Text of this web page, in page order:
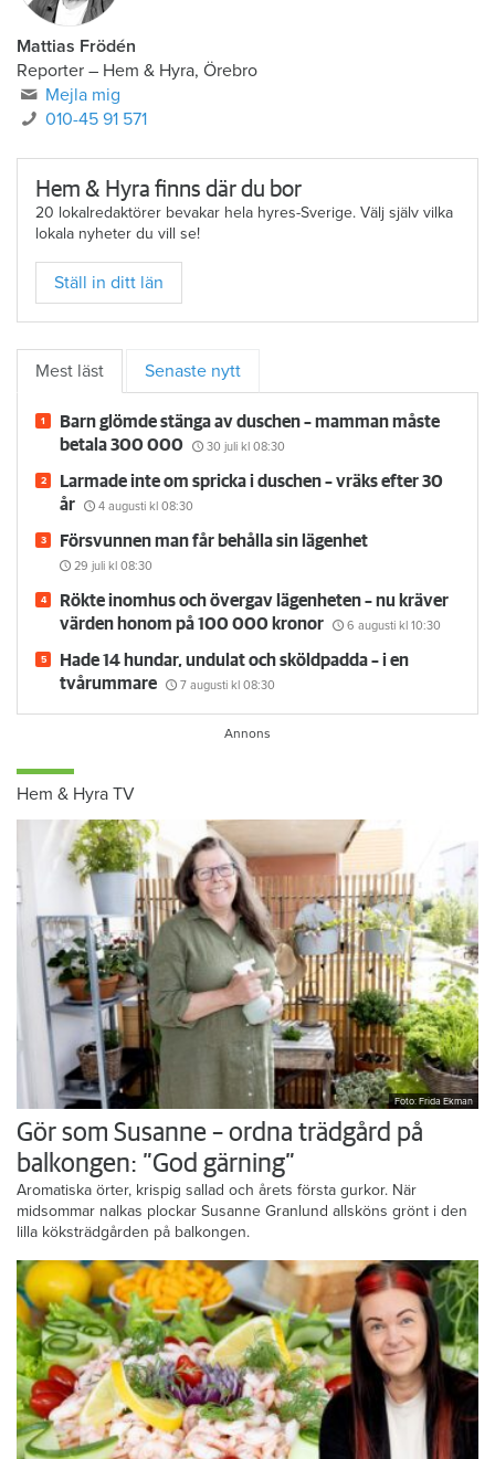
Mattias Frödén
Reporter – Hem & Hyra, Örebro
Mejla mig
010-45 91 571
Hem & Hyra finns där du bor
20 lokalredaktörer bevakar hela hyres-Sverige. Välj själv vilka
lokala nyheter du vill se!
Ställ in ditt län
Mest läst Senaste nytt
Barn glömde stänga av duschen – mamman måste
betala 300 000
30 juli kl 08:30
Larmade inte om spricka i duschen – vräks efter 30
år
4 augusti kl 08:30
Försvunnen man får behålla sin lägenhet
29 juli kl 08:30
Rökte inomhus och övergav lägenheten – nu kräver
värden honom på 100 000 kronor
6 augusti kl 10:30
Hade 14 hundar, undulat och sköldpadda – i en
tvårummare
7 augusti kl 08:30
Hem & Hyra TV
Foto: Frida Ekman
Gör som Susanne – ordna trädgård på
balkongen: ”God gärning”
Aromatiska örter, krispig sallad och årets första gurkor. När
midsommar nalkas plockar Susanne Granlund allsköns grönt i den
lilla köksträdgården på balkongen.